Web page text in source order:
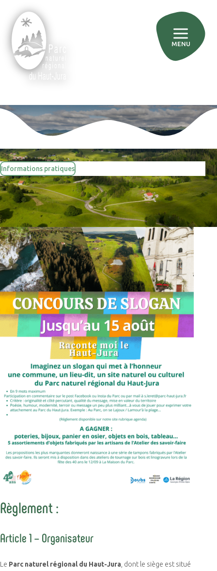
MENU
Accueil»Événements»Concours de slogan
Informations pratiques
Concours de slogan
Règlement :
Article 1 – Organisateur
Le Parc naturel régional du Haut-Jura , dont le siège est situé